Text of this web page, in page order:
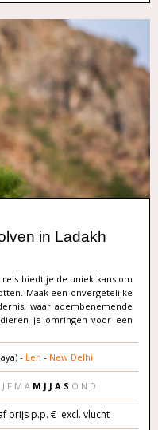
in Ladakh
biedt je de uniek kans om
Maak een onvergetelijke
waar adembenemende
je omringen voor een
- Leh - New Delhi
J F M A M J J A S O N D
prijs p.p. € excl. vlucht